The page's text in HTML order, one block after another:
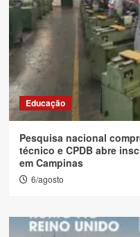
Educação
Pesquisa nacional
técnico e CPDB abre
em Campinas
6/agosto